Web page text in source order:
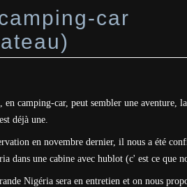
car
camping-car, peut sembler une aventure,
déjà une.
en novembre dernier, il nous a été
dans une cabine avec hublot (c' est ce que
Nigéria sera en entretien et on nous